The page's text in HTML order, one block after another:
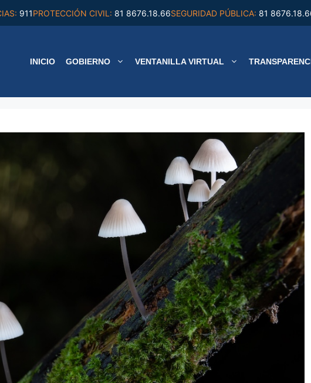
911PROTECCIÓN CIVIL: 81 8676.18.66SEGURIDAD PÚBLICA: 81
INICIO GOBIERNO VENTANILLA VIRTUAL